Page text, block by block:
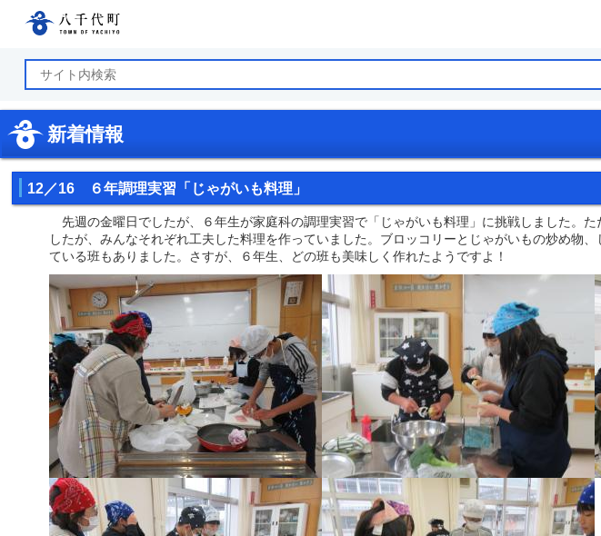
新着情報
12／16 ６年調理実習「じゃがいも料理」
先週の金曜日でしたが、６年生が家庭科の調理実習で「じゃがいも料理」に挑戦しました。
したが、みんなそれぞれ工夫した料理を作っていました。ブロッコリーとじゃがいもの炒め物
ている班もありました。さすが、６年生、どの班も美味しく作れたようですよ！